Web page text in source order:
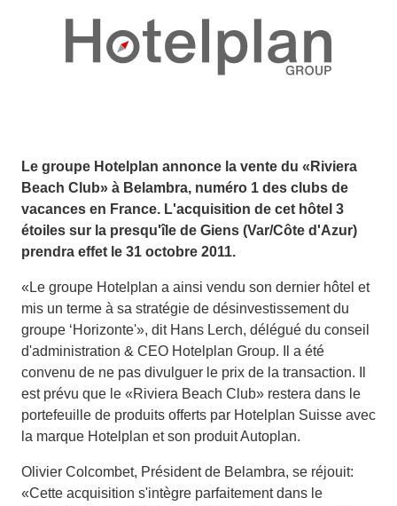
Le groupe Hotelplan annonce la vente du «Riviera
Beach Club» à Belambra, numéro 1 des clubs de
vacances en France. L'acquisition de cet hôtel 3
étoiles sur la presqu'île de Giens (Var/Côte d'Azur)
prendra effet le 31 octobre 2011.
«Le groupe Hotelplan a ainsi vendu son dernier hôtel et
mis un terme à sa stratégie de désinvestissement du
groupe ‘Horizonte'», dit Hans Lerch, délégué du conseil
d'administration & CEO Hotelplan Group. Il a été
convenu de ne pas divulguer le prix de la transaction. Il
est prévu que le «Riviera Beach Club» restera dans le
portefeuille de produits offerts par Hotelplan Suisse avec
la marque Hotelplan et son produit Autoplan.
Olivier Colcombet, Président de Belambra, se réjouit:
«Cette acquisition s'intègre parfaitement dans le